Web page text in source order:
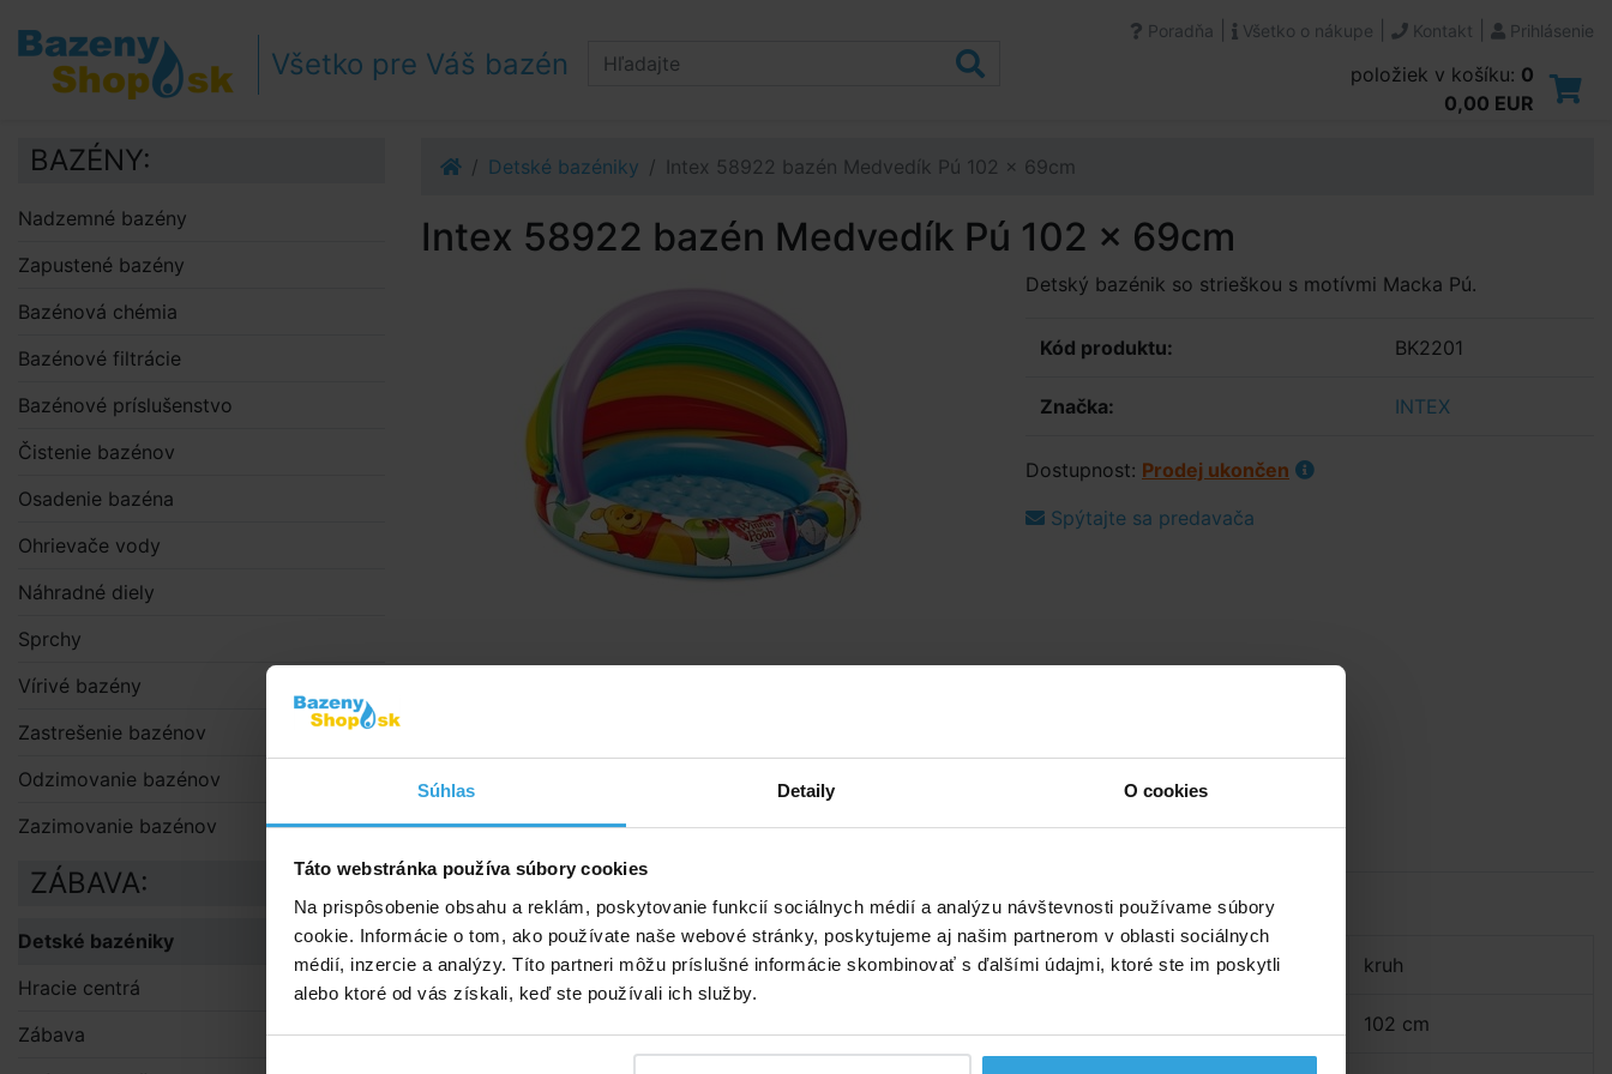
Súhlas Detaily O cookies
Táto webstránka používa súbory cookies
Na prispôsobenie obsahu a reklám, poskytovanie funkcií sociálnych médií a analýzu návštevnosti používame súbory
cookie. Informácie o tom, ako používate naše webové stránky, poskytujeme aj našim partnerom v oblasti sociálnych
médií, inzercie a analýzy. Títo partneri môžu príslušné informácie skombinovať s ďalšími údajmi, ktoré ste im poskytli
alebo ktoré od vás získali, keď ste používali ich služby.
Prejsť na obsah
Prejsť k bočnému stĺpci
Klávesové skratky
Všetko pre Váš bazén
Poradňa Všetko o nákupe Kontakt Prihlásenie
položiek v košíku: 0
0,00 EUR
Detské bazéniky Intex 58922 bazén Medvedík Pú 102 × 69cm
Intex 58922 bazén Medvedík Pú 102 × 69cm
Obrázky a videá majú ilustračný charakter.
Detský bazénik so strieškou s motívmi Macka Pú.
Kód produktu: BK2201
Značka: INTEX
Dostupnost: Prodej ukončen
Spýtajte sa predavača
Podrobný popis
Nafukovací bazénik pre deti od 3 rokov s obľúbeným motívom Disney
Medvedík Pú.
Parametry
Tvar: kruh
102 cm
BAZÉNY:
Nadzemné bazény
Zapustené bazény
Bazénová chémia
Bazénové filtrácie
Bazénové príslušenstvo
Čistenie bazénov
Osadenie bazéna
Ohrievače vody
Náhradné diely
Sprchy
Vírivé bazény
Zastrešenie bazénov
Odzimovanie bazénov
Zazimovanie bazénov
ZÁBAVA:
Detské bazéniky
Hracie centrá
Zábava